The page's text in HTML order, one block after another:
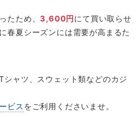
たため、 3,600円 にて買い取らせ
春夏シーズンには需要が高まるた
ャツ、スウェット類などのカジ
ビス をご利用くださいませ。